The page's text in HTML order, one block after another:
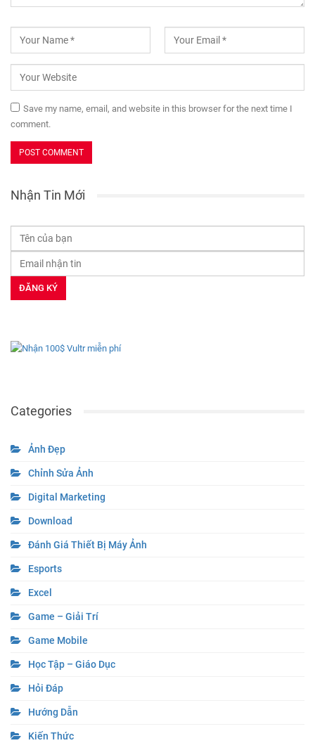
Save my name, email, and website in this browser for the next time I
comment.
Nhận Tin Mới
Categories
Ảnh Đẹp
Chỉnh Sửa Ảnh
Digital Marketing
Download
Đánh Giá Thiết Bị Máy Ảnh
Esports
Excel
Game – Giải Trí
Game Mobile
Học Tập – Giáo Dục
Hỏi Đáp
Hướng Dẫn
Kiến Thức